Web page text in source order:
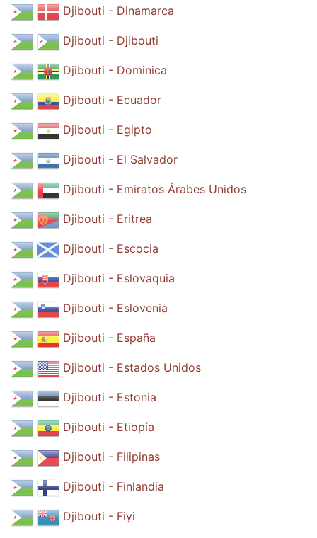
Djibouti - Dinamarca
Djibouti - Djibouti
Djibouti - Dominica
Djibouti - Ecuador
Djibouti - Egipto
Djibouti - El Salvador
Djibouti - Emiratos Árabes Unidos
Djibouti - Eritrea
Djibouti - Escocia
Djibouti - Eslovaquia
Djibouti - Eslovenia
Djibouti - España
Djibouti - Estados Unidos
Djibouti - Estonia
Djibouti - Etiopía
Djibouti - Filipinas
Djibouti - Finlandia
Djibouti - Fiyi